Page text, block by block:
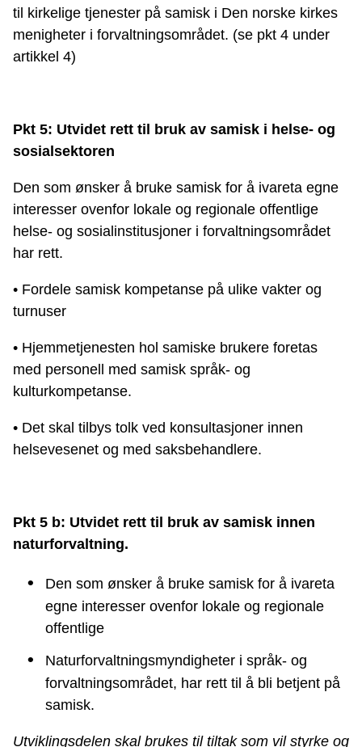
til kirkelige tjenester på samisk i Den norske kirkes
menigheter i forvaltningsområdet. (se pkt 4 under
artikkel 4)
Pkt 5: Utvidet rett til bruk av samisk i helse- og
sosialsektoren
Den som ønsker å bruke samisk for å ivareta egne
interesser ovenfor lokale og regionale offentlige
helse- og sosialinstitusjoner i forvaltningsområdet
har rett.
• Fordele samisk kompetanse på ulike vakter og
turnuser
• Hjemmetjenesten hol samiske brukere foretas
med personell med samisk språk- og
kulturkompetanse.
• Det skal tilbys tolk ved konsultasjoner innen
helsevesenet og med saksbehandlere.
Pkt 5 b: Utvidet rett til bruk av samisk innen
naturforvaltning.
Den som ønsker å bruke samisk for å ivareta
egne interesser ovenfor lokale og regionale
offentlige
Naturforvaltningsmyndigheter i språk- og
forvaltningsområdet, har rett til å bli betjent på
samisk.
Utviklingsdelen skal brukes til tiltak som vil styrke og